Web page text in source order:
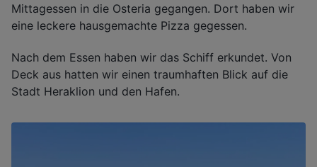
Mittagessen in die Osteria gegangen. Dort haben wir
eine leckere hausgemachte Pizza gegessen.
Nach dem Essen haben wir das Schiff erkundet. Von
Deck aus hatten wir einen traumhaften Blick auf die
Stadt Heraklion und den Hafen.